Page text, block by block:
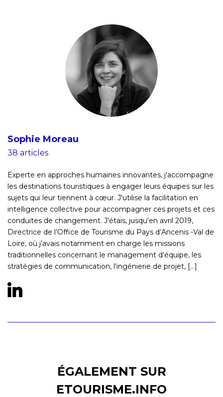
Sophie Moreau
38 articles
Experte en approches humaines innovantes, j'accompagne
les destinations touristiques à engager leurs équipes sur les
sujets qui leur tiennent à cœur. J'utilise la facilitation en
intelligence collective pour accompagner ces projets et ces
conduites de changement. J'étais, jusqu'en avril 2019,
Directrice de l’Office de Tourisme du Pays d’Ancenis -Val de
Loire, où j’avais notamment en charge les missions
traditionnelles concernant le management d’équipe, les
stratégies de communication, l'ingénierie de projet, [...]
ÉGALEMENT SUR
ETOURISME.INFO